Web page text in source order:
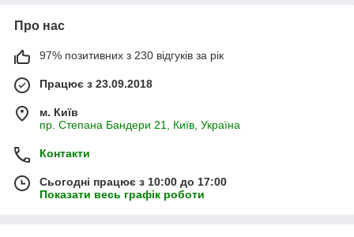
Про нас
97% позитивних з 230 відгуків за рік
Працює з 23.09.2018
м. Київ
пр. Степана Бандери 21, Київ, Україна
Контакти
Сьогодні працює з 10:00 до 17:00
Показати весь графік роботи